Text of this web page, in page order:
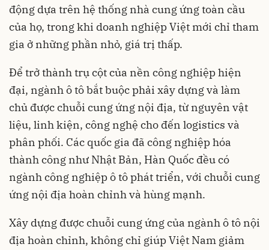
động dựa trên hệ thống nhà cung ứng toàn cầu
của họ, trong khi doanh nghiệp Việt mới chỉ tham
gia ở những phần nhỏ, giá trị thấp.
Để trở thành trụ cột của nền công nghiệp hiện
đại, ngành ô tô bắt buộc phải xây dựng và làm
chủ được chuỗi cung ứng nội địa, từ nguyên vật
liệu, linh kiện, công nghệ cho đến logistics và
phân phối. Các quốc gia đã công nghiệp hóa
thành công như Nhật Bản, Hàn Quốc đều có
ngành công nghiệp ô tô phát triển, với chuỗi cung
ứng nội địa hoàn chỉnh và hùng mạnh.
Xây dựng được chuỗi cung ứng của ngành ô tô nội
địa hoàn chỉnh, không chỉ giúp Việt Nam giảm